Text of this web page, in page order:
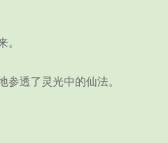
。
透了灵光中的仙法。